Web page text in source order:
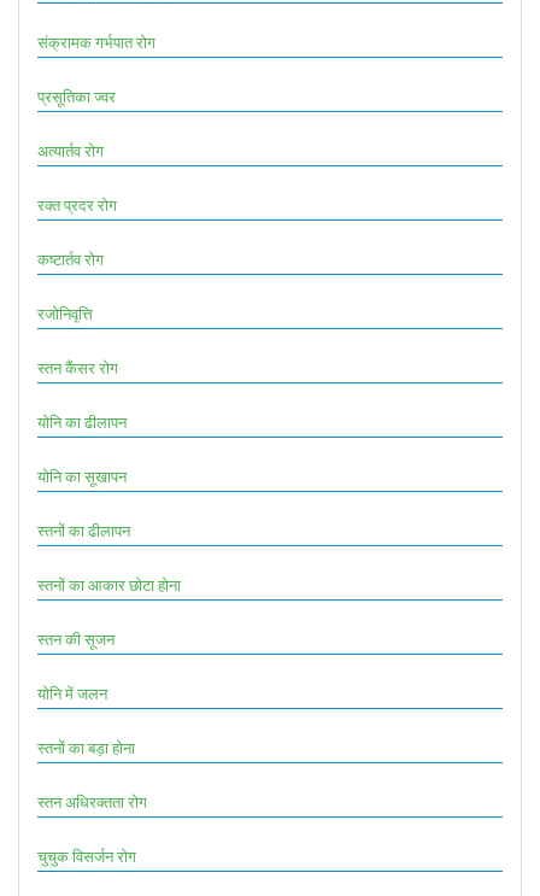
संक्रामक गर्भपात रोग
प्रसूतिका ज्वर
अत्यार्तव रोग
रक्त प्रदर रोग
कष्टार्तव रोग
रजोनिवृत्ति
स्तन कैंसर रोग
योनि का ढीलापन
योनि का सूखापन
स्तनों का ढीलापन
स्तनों का आकार छोटा होना
स्तन की सूजन
योनि में जलन
स्तनों का बड़ा होना
स्तन अधिरक्तता रोग
चुचुक विसर्जन रोग